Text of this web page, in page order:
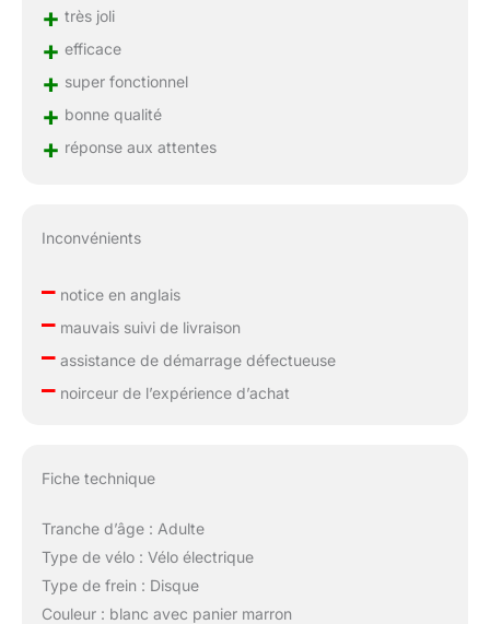
+ très joli
+ efficace
+ super fonctionnel
+ bonne qualité
+ réponse aux attentes
Inconvénients
–notice en anglais
–mauvais suivi de livraison
–assistance de démarrage défectueuse
–noirceur de l’expérience d’achat
Fiche technique
Tranche d’âge : Adulte
Type de vélo : Vélo électrique
Type de frein : Disque
Couleur : blanc avec panier marron